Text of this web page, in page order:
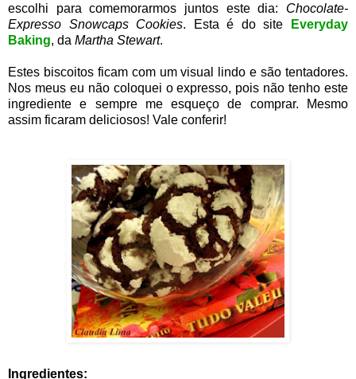
escolhi para comemorarmos juntos este dia: Chocolate-
Expresso Snowcaps Cookies. Esta é do site
Everyday
Baking, da Martha Stewart.
Estes biscoitos ficam com um visual lindo e são tentadores.
Nos meus eu não coloquei o expresso, pois não tenho este
ingrediente e sempre me esqueço de comprar. Mesmo
assim ficaram deliciosos! Vale conferir!
Ingredientes: